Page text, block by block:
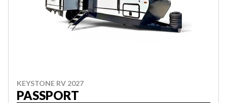
KEYSTONE RV 2027
PASSPORT